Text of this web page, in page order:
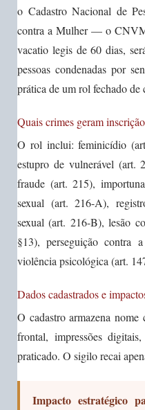
o Cadastro Nacional de
contra a Mulher — o
vacatio legis de 60 dias,
pessoas condenadas por
prática de um rol fechado de
Quais crimes geram
O rol inclui: feminicídio
estupro de vulnerável (art.
fraude (art. 215),
sexual (art. 216-A),
sexual (art. 216-B), lesão
§13), perseguição
violência psicológica (art.
Dados cadastrados e
O cadastro armazena
frontal, impressões
praticado. O sigilo recai
Impacto estratégico